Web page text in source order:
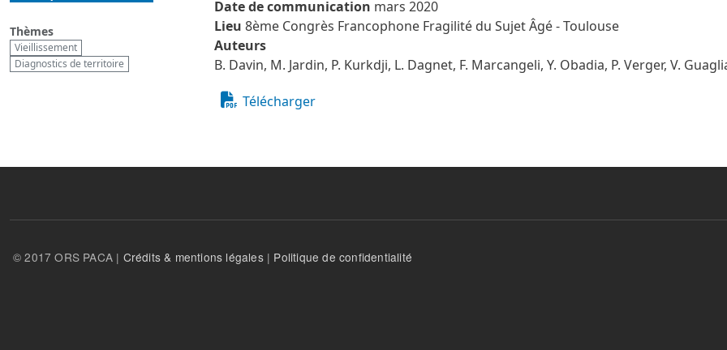
Thèmes
Vieillissement
Diagnostics de territoire
Date de communication mars 2020
Lieu 8ème Congrès Francophone Fragilité du Sujet Âgé - Toulouse
Auteurs
B. Davin, M. Jardin, P. Kurkdji, L. Dagnet, F. Marcangeli, Y. Obadia, P. Verger, V.
Télécharger
© 2017 ORS PACA | Crédits & mentions légales| Politique de confidentialité